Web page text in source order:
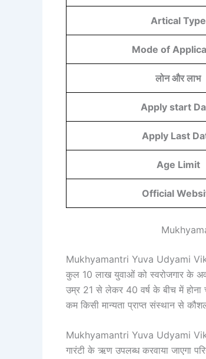
Artical Type
Mode of
लोन और लाभ
Apply start
Apply Last
Age Limit
Official
Mukhyamantri Yuva Udyami
कुल 10 लाख युवाओं को स्वरोजगार के
उम्र 21 से लेकर 40 वर्ष के बीच में
कम किसी मान्यता प्राप्त संस्थान से
Mukhyamantri Yuva Udyami
गारंटी के ऋण उपलब्ध करवाया जाएगा